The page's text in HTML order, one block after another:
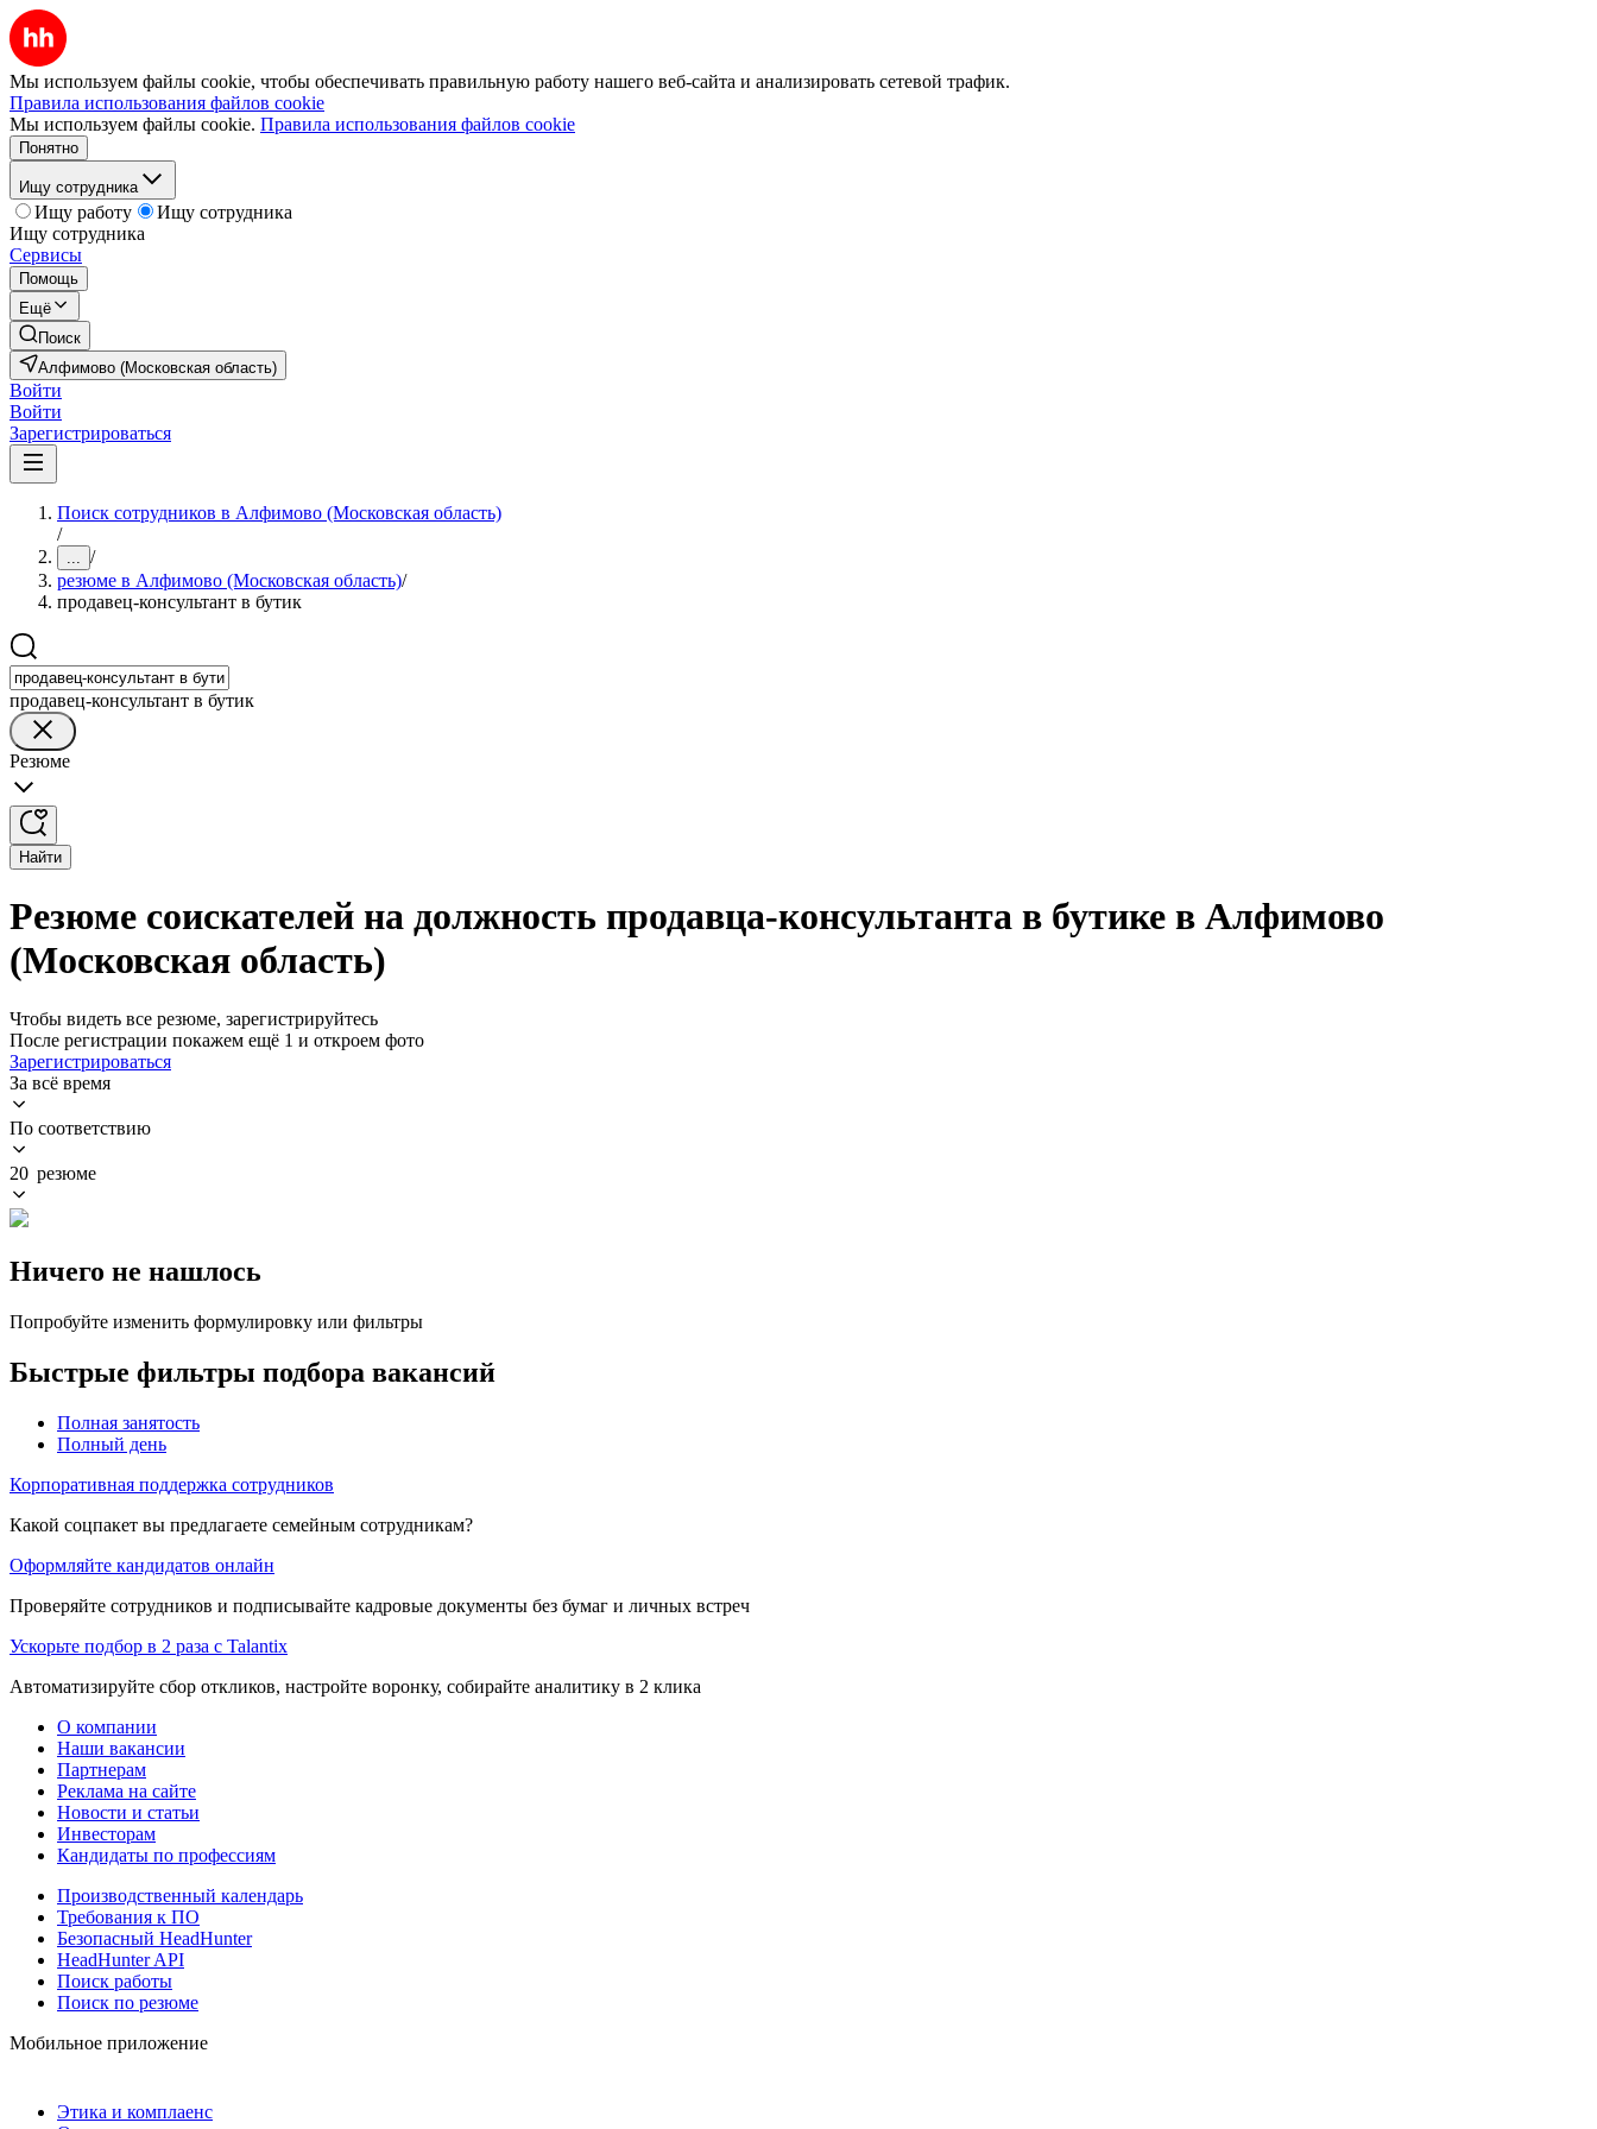
Мы используем файлы cookie, чтобы обеспечивать правильную работу нашего веб-сайта и анализировать сетевой трафик.
Правила использования файлов cookie
Мы используем файлы cookie. Правила использования файлов cookie
Понятно
Ищу сотрудника
Ищу работу
Ищу сотрудника
Ищу сотрудника
Сервисы
Помощь
Ещё
Поиск
Алфимово (Московская область)
Войти
Войти
Зарегистрироваться
Поиск сотрудников в Алфимово (Московская область)
/
... /
резюме в Алфимово (Московская область)/
продавец-консультант в бутик
продавец-консультант в бутик
Резюме
Найти
Резюме соискателей на должность продавца-консультанта в бутике в Алфимово
(Московская область)
Чтобы видеть все резюме, зарегистрируйтесь
После регистрации покажем ещё 1 и откроем фото
Зарегистрироваться
За всё время
По соответствию
20 резюме
Ничего не нашлось
Попробуйте изменить формулировку или фильтры
Быстрые фильтры подбора вакансий
Полная занятость
Полный день
Корпоративная поддержка сотрудников
Какой соцпакет вы предлагаете семейным сотрудникам?
Оформляйте кандидатов онлайн
Проверяйте сотрудников и подписывайте кадровые документы без бумаг и личных встреч
Ускорьте подбор в 2 раза с Talantix
Автоматизируйте сбор откликов, настройте воронку, собирайте аналитику в 2 клика
О компании
Наши вакансии
Партнерам
Реклама на сайте
Новости и статьи
Инвесторам
Кандидаты по профессиям
Производственный календарь
Требования к ПО
Безопасный HeadHunter
HeadHunter API
Поиск работы
Поиск по резюме
Мобильное приложение
Этика и комплаенс